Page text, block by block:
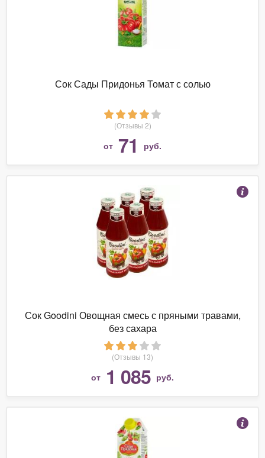
Сок Сады Придонья Томат с солью
(Отзывы 2)
от 71 руб.
Сок Goodini Овощная смесь с пряными травами,
без сахара
(Отзывы 13)
от 1 085 руб.